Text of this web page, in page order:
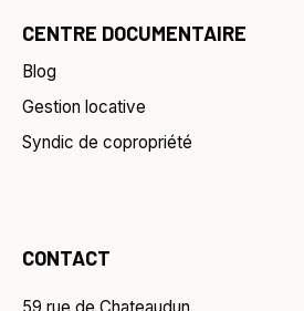
CENTRE DOCUMENTAIRE
Blog
Gestion locative
Syndic de copropriété
CONTACT
59 rue de Chateaudun